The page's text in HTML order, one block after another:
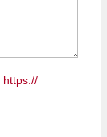
https://